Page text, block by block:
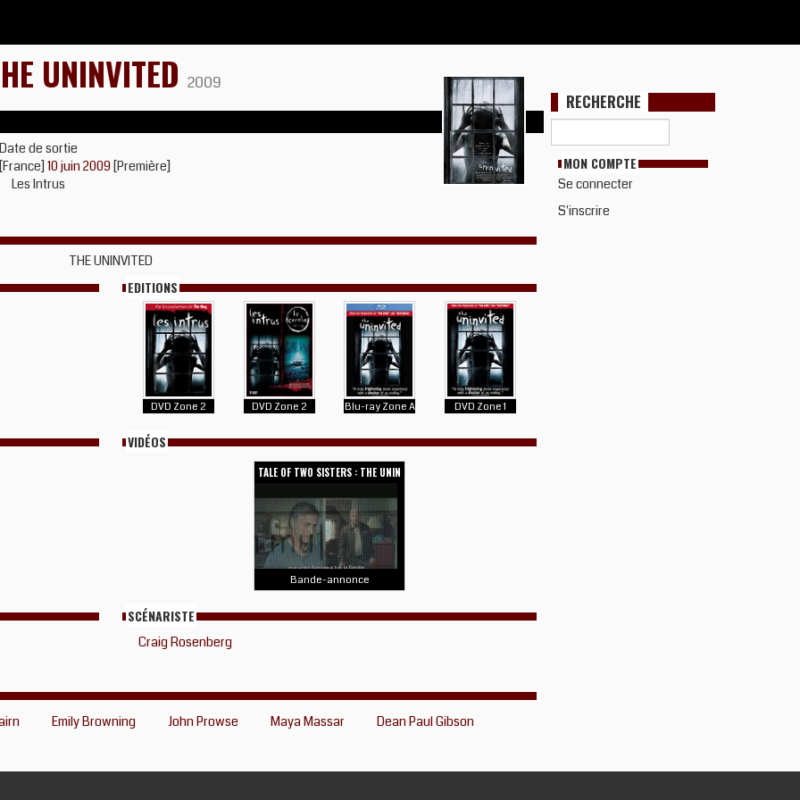
UNINVITED 2009
Date de sortie
[France]10 juin 2009 [Première]
Les Intrus
THE UNINVITED
EDITIONS
DVD Zone 2 DVD Zone 2 Blu-ray Zone A DVD Zone 1
VIDÉOS
TALE OF TWO SISTERS : THE UNIN
Bande-annonce
SCÉNARISTE
Craig Rosenberg
Emily Browning John Prowse Maya Massar Dean Paul Gibson
RECHERCHE
MON COMPTE
Se connecter
S'inscrire